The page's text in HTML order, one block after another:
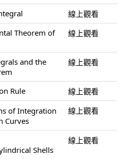
線上觀看
Theorem of
線上觀看
and the
線上觀看
Rule
線上觀看
of Integration
Curves
線上觀看
Shells
線上觀看